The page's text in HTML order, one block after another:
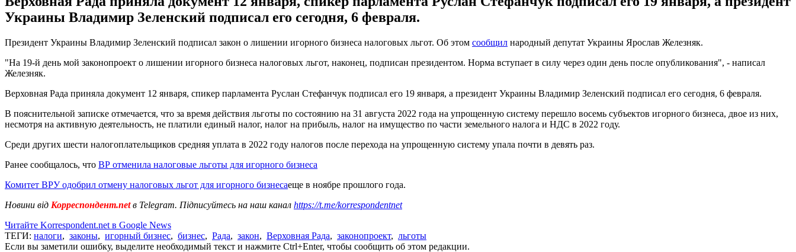
Украины Владимир Зеленский подписал его сегодня, 6 февраля.
Президент Украины Владимир Зеленский подписал закон о лишении игорного бизнеса налоговых льгот. Об этом сообщил народный депутат Украины Ярослав Железняк.
"На 19-й день мой законопроект о лишении игорного бизнеса налоговых льгот, наконец, подписан президентом. Норма вступает в силу через один день после опубликования", - написал
Железняк.
Верховная Рада приняла документ 12 января, спикер парламента Руслан Стефанчук подписал его 19 января, а президент Украины Владимир Зеленский подписал его сегодня, 6 февраля.
В пояснительной записке отмечается, что за время действия льготы по состоянию на 31 августа 2022 года на упрощенную систему перешло восемь субъектов игорного бизнеса, двое из них,
несмотря на активную деятельность, не платили единый налог, налог на прибыль, налог на имущество по части земельного налога и НДС в 2022 году.
Среди других шести налогоплательщиков средняя уплата в 2022 году налогов после перехода на упрощенную систему упала почти в девять раз.
Ранее сообщалось, что ВР отменила налоговые льготы для игорного бизнеса
Комитет ВРУ одобрил отмену налоговых льгот для игорного бизнесаеще в ноябре прошлого года.
Новини від Корреспондент.netв Telegram. Підписуйтесь на наш канал https://t.me/korrespondentnet
Читайте Korrespondent.net в Google News
ТЕГИ: налоги, законы, игорный бизнес, бизнес, Рада, закон, Верховная Рада, законопроект, льготы
Если вы заметили ошибку, выделите необходимый текст и нажмите Ctrl+Enter, чтобы сообщить об этом редакции.